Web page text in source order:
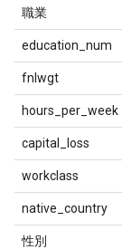
職業
education_num
fnlwgt
hours_per_week
capital_loss
workclass
native_country
性別